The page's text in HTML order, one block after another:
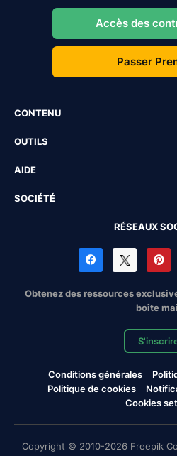
Accès des
Passer
CONTENU
OUTILS
AIDE
SOCIÉTÉ
RÉSEAUX
Obtenez des ressources
boîte
Conditions générales
Politique de cookies
Cookies
Copyright © 2010-2026 Freepik